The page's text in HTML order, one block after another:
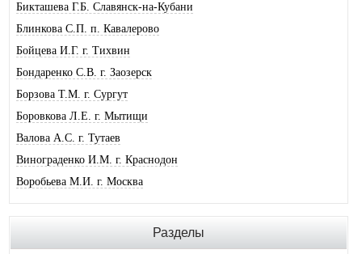
Бикташева Г.Б. Славянск-на-Кубани
Блинкова С.П. п. Кавалерово
Бойцева И.Г. г. Тихвин
Бондаренко С.В. г. Заозерск
Борзова Т.М. г. Сургут
Боровкова Л.Е. г. Мытищи
Валова А.С. г. Тутаев
Винограденко И.М. г. Краснодон
Воробьева М.И. г. Москва
Гандрабура Н.В. г. Кишинев
Гвоздева Е.А. г. Москва
Разделы